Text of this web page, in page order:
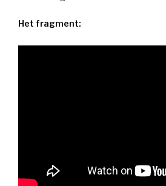
Het fragment: